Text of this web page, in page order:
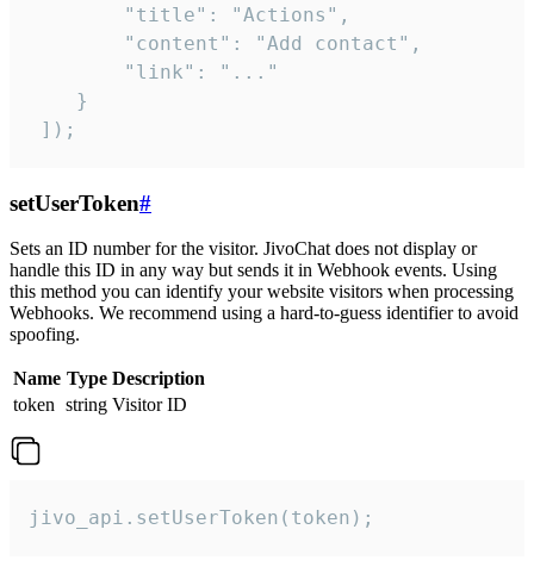
        "title": "Actions",
        "content": "Add contact",
        "link": "..."
    }
]);
setUserToken#
Sets an ID number for the visitor. JivoChat does not display or
handle this ID in any way but sends it in Webhook events. Using
this method you can identify your website visitors when processing
Webhooks. We recommend using a hard-to-guess identifier to avoid
spoofing.
Name Type Description
token string Visitor ID
jivo_api.setUserToken(token);